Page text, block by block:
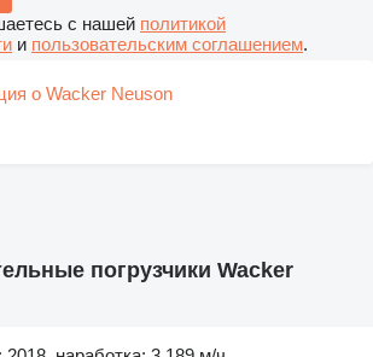
с нашей политикой
и пользовательским соглашением.
о Wacker Neuson
погрузчики Wacker